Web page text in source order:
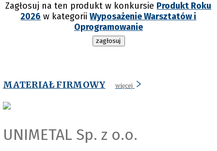
Zagłosuj na ten produkt w konkursie Produkt Roku
2026 w kategorii Wyposażenie Warsztatów i
Oprogramowanie
zagłosuj
MATERIAŁ FIRMOWY więcej
UNIMETAL Sp. z o.o.